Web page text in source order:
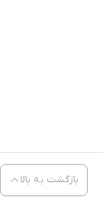
بازگشت به بالا